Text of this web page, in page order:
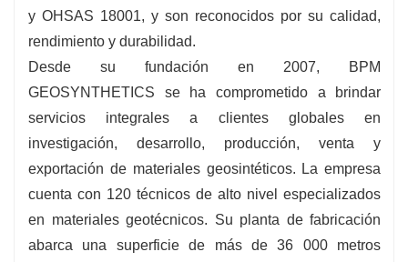
y OHSAS 18001, y son reconocidos por su calidad,
rendimiento y durabilidad.
Desde su fundación en 2007, BPM
GEOSYNTHETICS se ha comprometido a brindar
servicios integrales a clientes globales en
investigación, desarrollo, producción, venta y
exportación de materiales geosintéticos. La empresa
cuenta con 120 técnicos de alto nivel especializados
en materiales geotécnicos. Su planta de fabricación
abarca una superficie de más de 36 000 metros